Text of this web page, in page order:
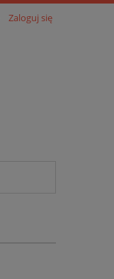
Zaloguj się